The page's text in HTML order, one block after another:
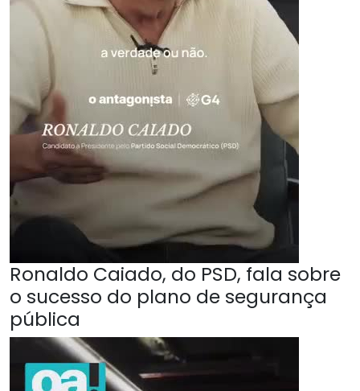
Ronaldo Caiado, do PSD, fala sobre
o sucesso do plano de segurança
pública